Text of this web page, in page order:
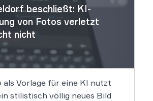
beschließt: KI-
von Fotos verletzt
nicht
als Vorlage für eine KI nutzt
stilistisch völlig neues Bild